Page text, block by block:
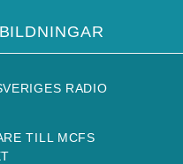
RADIO
TILL MCFS